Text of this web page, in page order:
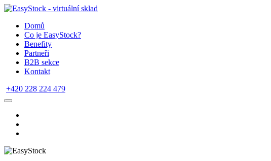
Domů
Co je EasyStock?
Benefity
Partneři
B2B sekce
Kontakt
+420 228 224 479